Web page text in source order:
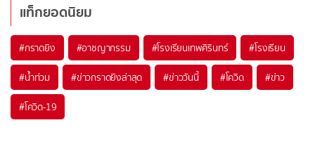
แท็กยอดนิยม
#กราดยิง #อาชญากรรม #โรงเรียนเทพศิรินทร์ #โรงเรียน
#น้ำท่วม #ข่าวกราดยิงล่าสุด #ข่าววันนี้ #โควิด #ข่าว
#โควิด-19